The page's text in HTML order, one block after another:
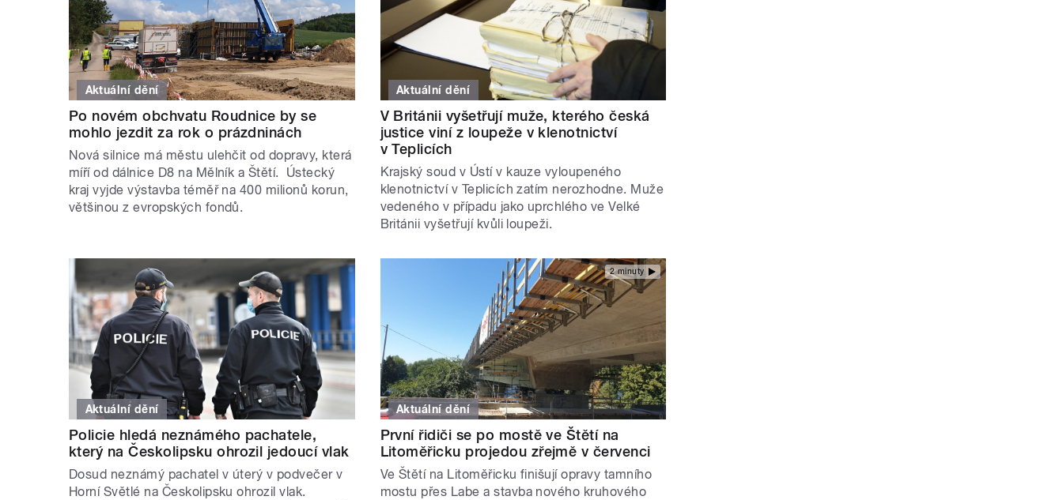
Aktuální dění
Po novém obchvatu Roudnice by se
mohlo jezdit za rok o prázdninách
Nová silnice má městu ulehčit od dopravy, která
míří od dálnice D8 na Mělník a Štětí. Ústecký
kraj vyjde výstavba téměř na 400 milionů korun,
většinou z evropských fondů.
Aktuální dění
V Británii vyšetřují muže, kterého česká
justice viní z loupeže v klenotnictví
v Teplicích
Krajský soud v Ústí v kauze vyloupeného
klenotnictví v Teplicích zatím nerozhodne. Muže
vedeného v případu jako uprchlého ve Velké
Británii vyšetřují kvůli loupeži.
Aktuální dění
Policie hledá neznámého pachatele,
který na Českolipsku ohrozil jedoucí vlak
Dosud neznámý pachatel v úterý v podvečer v
Horní Světlé na Českolipsku ohrozil vlak.
2 minuty
Aktuální dění
První řidiči se po mostě ve Štětí na
Litoměřicku projedou zřejmě v červenci
Ve Štětí na Litoměřicku finišují opravy tamního
mostu přes Labe a stavba nového kruhového